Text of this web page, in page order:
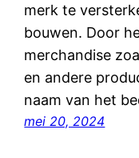
merk te
bouwen. Door
merchandise
en andere
naam van het
mei 20, 2024